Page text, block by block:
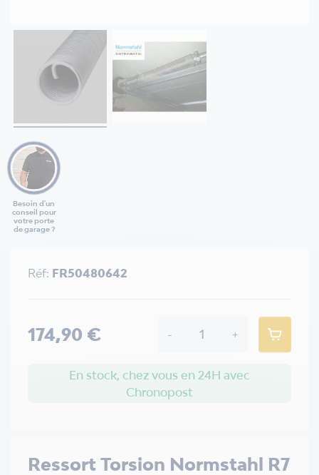
Besoin d'un
conseil pour
votre porte
de garage ?
Ressort Torsion Normstahl R7
Réf: FR50480642
174,90 € - +
En stock, chez vous en 24H avec
Chronopost